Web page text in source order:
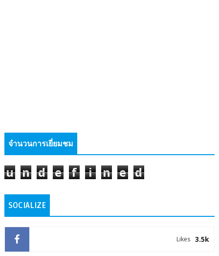
จำนวนการเยี่ยมชม
u n d e f i n e d
SOCIALIZE
3.5k
Likes